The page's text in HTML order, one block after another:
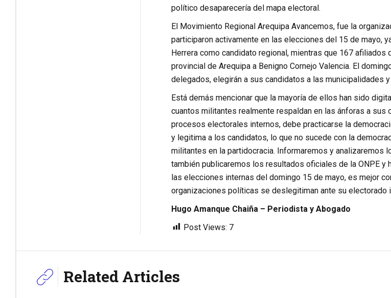
político desaparecería del mapa electoral.
El Movimiento Regional Arequipa Avancemos, fue la
participaron activamente en las elecciones del 15 de mayo,
Herrera como candidato regional, mientras que 167
provincial de Arequipa a Benigno Cornejo Valencia. El
delegados, elegirán a sus candidatos a las municipalidades
Está demás mencionar que la mayoría de ellos han sido
cuantos militantes realmente respaldan en las ánforas a
procesos electorales internos, debe practicarse la
y legitima a los candidatos, lo que no sucede con la
militantes en la partidocracia. Informaremos y
también publicaremos los resultados oficiales de la ONPE
las elecciones internas del domingo 15 de mayo, es mejor
organizaciones políticas se deslegitiman ante su electorado
Hugo Amanque Chaiña – Periodista y Abogado
Post Views: 7
Related Articles